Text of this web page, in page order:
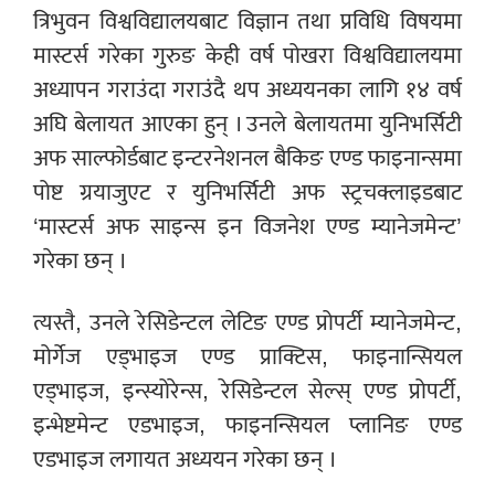
त्रिभुवन विश्वविद्यालयबाट विज्ञान तथा प्रविधि विषयमा
मास्टर्स गरेका गुरुङ केही वर्ष पोखरा विश्वविद्यालयमा
अध्यापन गराउंदा गराउंदै थप अध्ययनका लागि १४ वर्ष
अघि बेलायत आएका हुन् । उनले बेलायतमा युनिभर्सिटी
अफ साल्फोर्डबाट इन्टरनेशनल बैकिङ एण्ड फाइनान्समा
पोष्ट ग्रयाजुएट र युनिभर्सिटी अफ स्ट्रचक्लाइडबाट
‘मास्टर्स अफ साइन्स इन विजनेश एण्ड म्यानेजमेन्ट’
गरेका छन् ।
त्यस्तै, उनले रेसिडेन्टल लेटिङ एण्ड प्रोपर्टी म्यानेजमेन्ट,
मोर्गेज एड्भाइज एण्ड प्राक्टिस, फाइनान्सियल
एड्भाइज, इन्स्योरेन्स, रेसिडेन्टल सेल्स् एण्ड प्रोपर्टी,
इन्भेष्टमेन्ट एडभाइज, फाइनन्सियल प्लानिङ एण्ड
एडभाइज लगायत अध्ययन गरेका छन् ।